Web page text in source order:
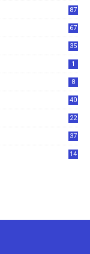
87
67
35
1
8
40
22
37
14